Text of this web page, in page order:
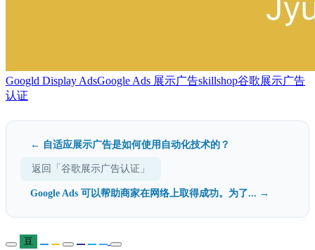
Googld Display AdsGoogle Ads 展示广告skillshop谷歌展示广告
认证
← 自适应展示广告是如何使用自动化技术的？
返回「谷歌展示广告认证」
Google Ads 可以帮助商家在网络上取得成功。为了... →
豆